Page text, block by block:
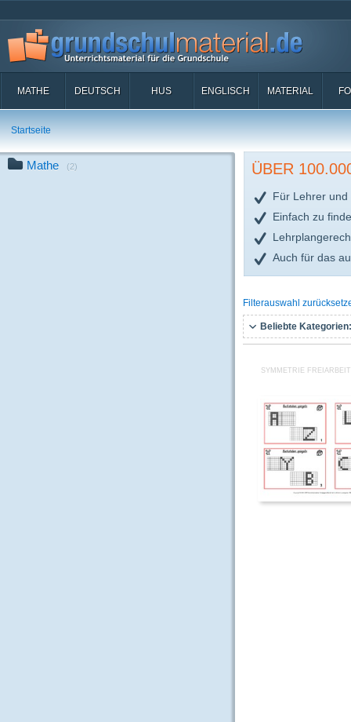
MATHE DEUTSCH HUS ENGLISCH MATERIAL
Startseite
Mathe (2) ÜBER
Für Lehrer und
Einfach zu
Auch für das
Filterauswahl
Beliebte Kategorien:
SYMMETRIE